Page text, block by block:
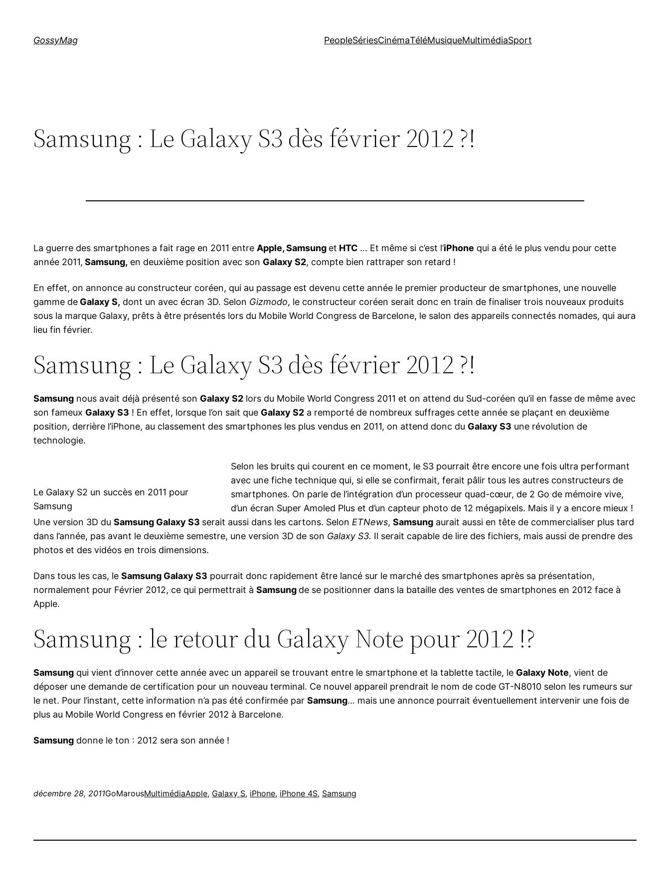
GossyMag PeopleSériesCinémaTéléMusiqueMultimédiaSport
Samsung : Le Galaxy S3 dès février 2012 ?!
La guerre des smartphones a fait rage en 2011 entre Apple, Samsung et HTC … Et même si c’est l’iPhone qui a été le plus vendu pour cette
année 2011, Samsung, en deuxième position avec son Galaxy S2, compte bien rattraper son retard !
En effet, on annonce au constructeur coréen, qui au passage est devenu cette année le premier producteur de smartphones, une nouvelle
gamme de Galaxy S, dont un avec écran 3D. Selon Gizmodo, le constructeur coréen serait donc en train de finaliser trois nouveaux produits
sous la marque Galaxy, prêts à être présentés lors du Mobile World Congress de Barcelone, le salon des appareils connectés nomades, qui aura
lieu fin février.
Samsung : Le Galaxy S3 dès février 2012 ?!
Samsung nous avait déjà présenté son Galaxy S2 lors du Mobile World Congress 2011 et on attend du Sud-coréen qu’il en fasse de même avec
son fameux Galaxy S3 ! En effet, lorsque l’on sait que Galaxy S2 a remporté de nombreux suffrages cette année se plaçant en deuxième
position, derrière l’iPhone, au classement des smartphones les plus vendus en 2011, on attend donc du Galaxy S3 une révolution de
technologie.
Le Galaxy S2 un succès en 2011 pour
Samsung
Selon les bruits qui courent en ce moment, le S3 pourrait être encore une fois ultra performant
avec une fiche technique qui, si elle se confirmait, ferait pâlir tous les autres constructeurs de
smartphones. On parle de l’intégration d’un processeur quad-cœur, de 2 Go de mémoire vive,
d’un écran Super Amoled Plus et d’un capteur photo de 12 mégapixels. Mais il y a encore mieux !
Une version 3D duSamsung Galaxy S3 serait aussi dans les cartons. Selon ETNews,Samsung aurait aussi en tête de commercialiser plus tard
dans l’année, pas avant le deuxième semestre, une version 3D de son Galaxy S3. Il serait capable de lire des fichiers, mais aussi de prendre des
photos et des vidéos en trois dimensions.
Dans tous les cas, leSamsung Galaxy S3 pourrait donc rapidement être lancé sur le marché des smartphones après sa présentation,
normalement pour Février 2012, ce qui permettrait àSamsung de se positionner dans la bataille des ventes de smartphones en 2012 face à
Apple.
Samsung : le retour du Galaxy Note pour 2012 !?
Samsung qui vient d’innover cette année avec un appareil se trouvant entre le smartphone et la tablette tactile, le Galaxy Note, vient de
déposer une demande de certification pour un nouveau terminal. Ce nouvel appareil prendrait le nom de code GT-N8010 selon les rumeurs sur
le net. Pour l’instant, cette information n’a pas été confirmée parSamsung… mais une annonce pourrait éventuellement intervenir une fois de
plus au Mobile World Congress en février 2012 à Barcelone.
Samsung donne le ton : 2012 sera son année !
décembre 28, 2011GoMarousMultimédiaApple, Galaxy S, iPhone, iPhone 4S, Samsung